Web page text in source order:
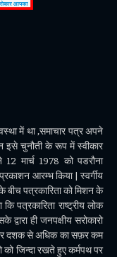
में था ,समाचार पत्र अपने
इसे चुनौती के रूप में स्वीकार
मार्च 1978 को पडरौना
आरम्भ किया | स्वर्गीय
बीच पत्रकारिता को मिशन के
पत्रकारिता राष्ट्रीय लोक
ही जनपक्षीय सरोकारो
दशक से अधिक का सफ़र कम
को जिन्दा रखते हुए कर्मपथ पर